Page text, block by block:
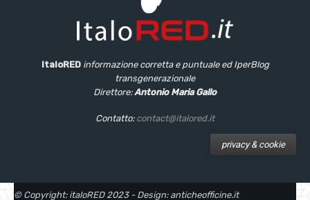
ItaloRED informazione corretta e puntuale ed IperBlog
transgenerazionale
Direttore:Antonio Maria Gallo
Contatto: contact@italored.it
privacy & cookie
© Copyright: italoRED 2023 - Design: anticheofficine.it